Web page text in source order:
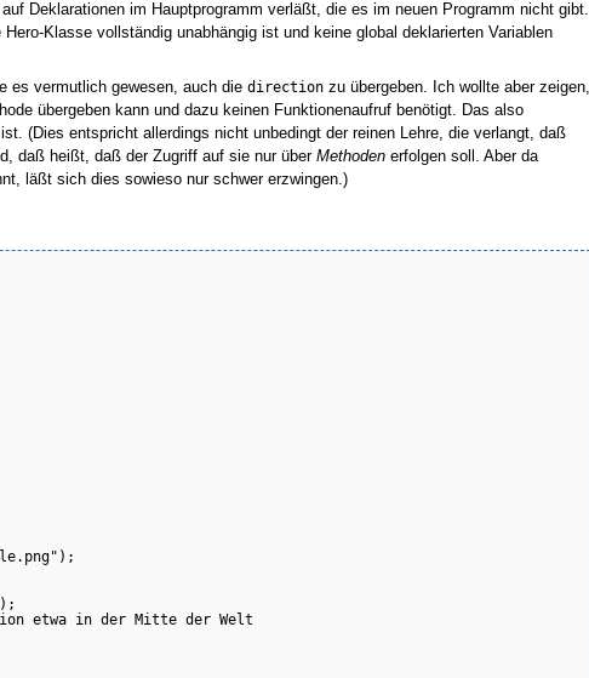
Deklarationen im Hauptprogramm verläßt, die es im neuen Programm nicht gibt.
Klasse vollständig unabhängig ist und keine global deklarierten Variablen
es vermutlich gewesen, auch die directionzu übergeben. Ich wollte aber zeigen,
übergeben kann und dazu keinen Funktionenaufruf benötigt. Das also
(Dies entspricht allerdings nicht unbedingt der reinen Lehre, die verlangt, daß
daß heißt, daß der Zugriff auf sie nur über Methodenerfolgen soll. Aber da
läßt sich dies sowieso nur schwer erzwingen.)
etwa in der Mitte der Welt